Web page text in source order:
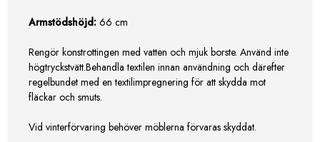
Armstödshöjd: 66 cm
Rengör konstrottingen med vatten och mjuk borste. Använd inte
högtryckstvätt.Behandla textilen innan användning och därefter
regelbundet med en textilimpregnering för att skydda mot
fläckar och smuts.
Vid vinterförvaring behöver möblerna förvaras skyddat.